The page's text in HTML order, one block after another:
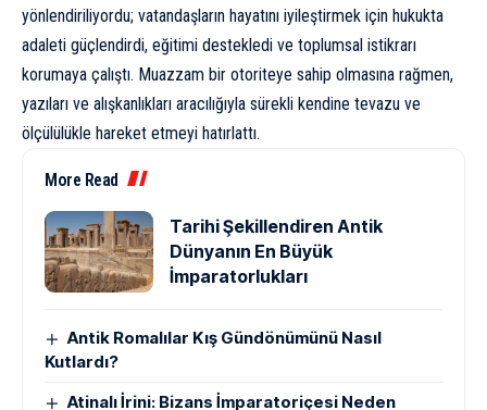
yönlendiriliyordu; vatandaşların hayatını iyileştirmek için hukukta
adaleti güçlendirdi, eğitimi destekledi ve toplumsal istikrarı
korumaya çalıştı. Muazzam bir otoriteye sahip olmasına rağmen,
yazıları ve alışkanlıkları aracılığıyla sürekli kendine tevazu ve
ölçülülükle hareket etmeyi hatırlattı.
More Read
Tarihi Şekillendiren Antik
Dünyanın En Büyük
İmparatorlukları
Antik Romalılar Kış Gündönümünü Nasıl
Kutlardı?
Atinalı İrini: Bizans İmparatoriçesi Neden